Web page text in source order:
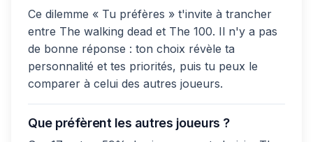
Ce dilemme « Tu préfères » t'invite à trancher
entre The walking dead et The 100. Il n'y a pas
de bonne réponse : ton choix révèle ta
personnalité et tes priorités, puis tu peux le
comparer à celui des autres joueurs.
Que préfèrent les autres joueurs ?